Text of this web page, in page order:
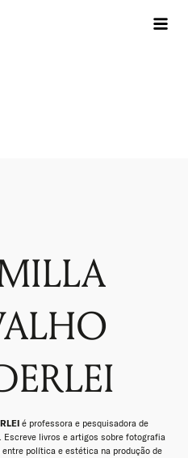
é professora e pesquisadora de
livros e artigos sobre fotografia
política e estética na produção de